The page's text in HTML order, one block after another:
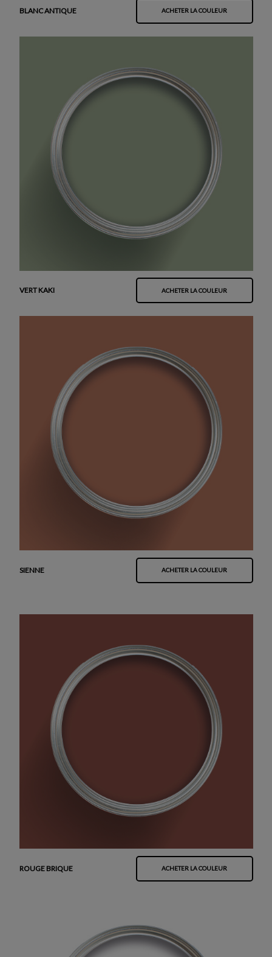
BLANC ANTIQUE ACHETER LA COULEUR
VERT KAKI ACHETER LA COULEUR
SIENNE ACHETER LA COULEUR
ROUGE BRIQUE ACHETER LA COULEUR